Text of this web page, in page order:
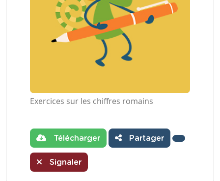
Exercices sur les chiffres romains
Télécharger Partager
Signaler